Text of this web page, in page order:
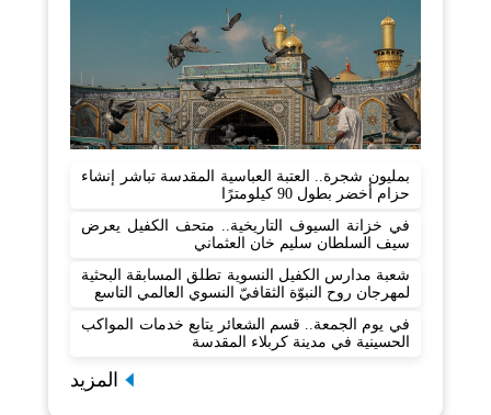
بمليون شجرة.. العتبة العباسية المقدسة تباشر إنشاء
حزام أخضر بطول 90 كيلومترًا
في خزانة السيوف التاريخية.. متحف الكفيل يعرض
سيف السلطان سليم خان العثماني
شعبة مدارس الكفيل النسوية تطلق المسابقة البحثية
لمهرجان روح النبوّة الثقافيّ النسوي العالمي التاسع
في يوم الجمعة.. قسم الشعائر يتابع خدمات المواكب
الحسينية في مدينة كربلاء المقدسة
المزيد